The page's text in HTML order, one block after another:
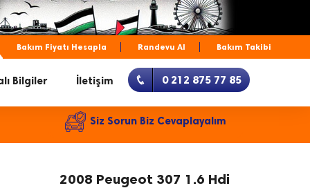
Bakım Fiyatı Hesapla Randevu Al Bakım Takibi
Bilgiler İletişim 0 212 875 77 85
Siz Sorun Biz Cevaplayalım
2008 Peugeot 307 1.6 Hdi